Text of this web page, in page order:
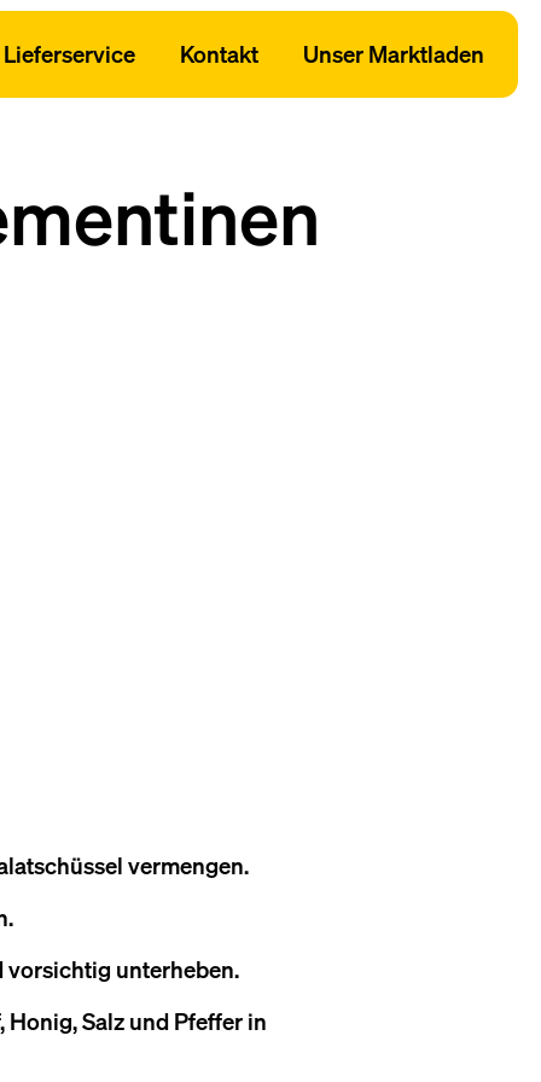
Lieferservice Kontakt Unser Marktladen
vermengen.
vorsichtig unterheben.
Honig, Salz und Pfeffer in